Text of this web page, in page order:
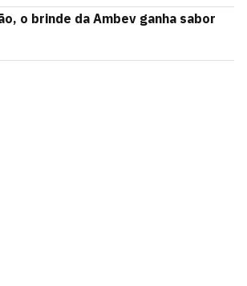
o brinde da Ambev ganha sabor